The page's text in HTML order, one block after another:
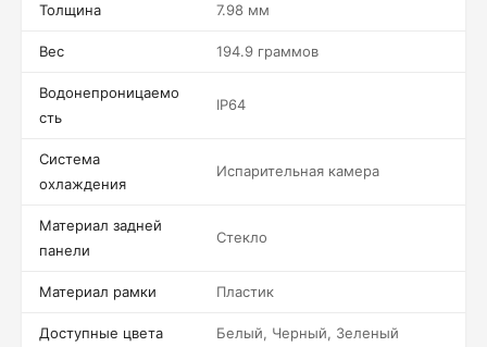
Толщина 7.98 мм
Вес 194.9 граммов
Водонепроницаемо
сть
IP64
Система
охлаждения
Испарительная камера
Материал задней
панели
Стекло
Материал рамки Пластик
Доступные цвета Белый, Черный, Зеленый